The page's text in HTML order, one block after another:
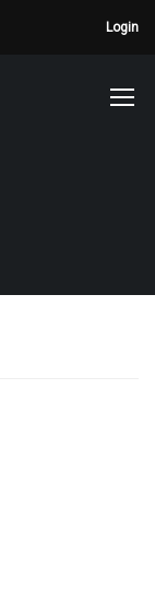
Login